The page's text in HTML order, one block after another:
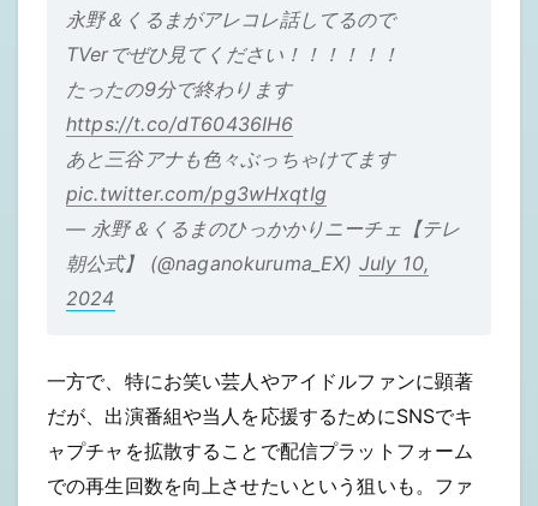
永野＆くるまがアレコレ話してるので
TVerでぜひ見てください！！！！！！
たったの9分で終わります
https://t.co/dT60436IH6
あと三谷アナも色々ぶっちゃけてます
pic.twitter.com/pg3wHxqtIg
— 永野＆くるまのひっかかりニーチェ【テレ
朝公式】 (@naganokuruma_EX) July 10,
2024
一方で、特にお笑い芸人やアイドルファンに顕著
だが、出演番組や当人を応援するためにSNSでキ
ャプチャを拡散することで配信プラットフォーム
での再生回数を向上させたいという狙いも。ファ